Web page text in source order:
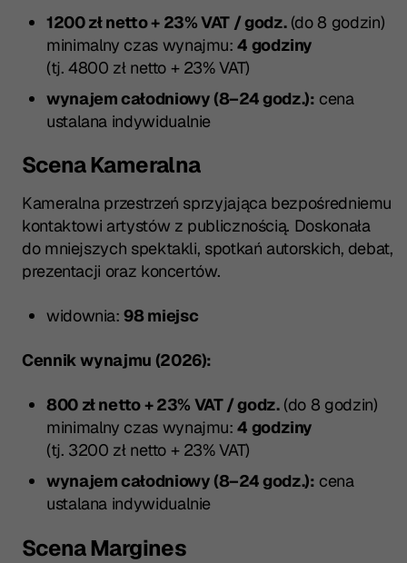
1200 zł netto + 23% VAT / godz.(do 8 godzin)
minimalny czas wynajmu:4 godziny
(tj. 4800 zł netto + 23% VAT)
wynajem całodniowy (8–24 godz.): cena
ustalana indywidualnie
Scena Kameralna
Kameralna przestrzeń sprzyjająca bezpośredniemu
kontaktowi artystów z publicznością. Doskonała
do mniejszych spektakli, spotkań autorskich, debat,
prezentacji oraz koncertów.
widownia:98 miejsc
Cennik wynajmu (2026):
800 zł netto + 23% VAT / godz.(do 8 godzin)
minimalny czas wynajmu:4 godziny
(tj. 3200 zł netto + 23% VAT)
wynajem całodniowy (8–24 godz.): cena
ustalana indywidualnie
Scena Margines